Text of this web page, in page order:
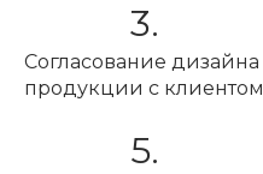
3.
Согласование дизайна
продукции с клиентом
5.